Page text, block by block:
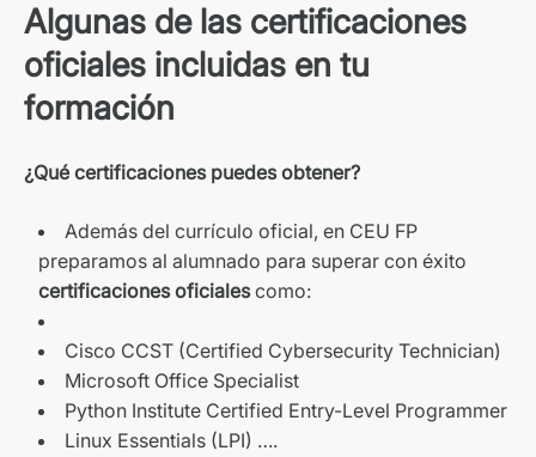
Algunas de las certificaciones
oficiales incluidas en tu
formación
¿Qué certificaciones puedes obtener?
Además del currículo oficial, en CEU FP
preparamos al alumnado para superar con éxito
certificaciones oficialescomo:
Cisco CCST (Certified Cybersecurity Technician)
Microsoft Office Specialist
Python Institute Certified Entry-Level Programmer
Linux Essentials (LPI) ….